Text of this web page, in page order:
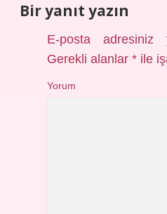
Bir yanıt yazın
E-posta adresiniz
Gerekli alanlar* ile
Yorum